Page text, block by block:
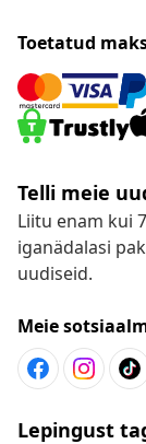
Toetatud
Telli meie
Liitu enam kui
iganädalasi
uudiseid.
Meie
Lepingust